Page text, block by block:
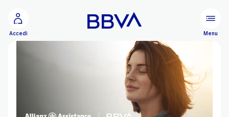
Configurare
Accedi Menu